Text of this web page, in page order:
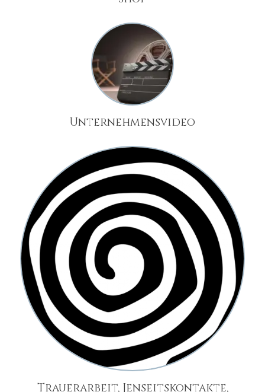
Unternehmensvideo
Trauerarbeit, Jenseitskontakte,